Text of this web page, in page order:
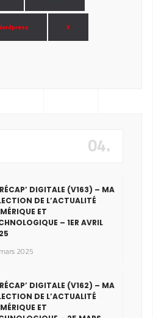
X
04.
DIGITALE (V163) – MA
DE L’ACTUALITÉ
ET
– 1ER AVRIL
2025
DIGITALE (V162) – MA
DE L’ACTUALITÉ
ET